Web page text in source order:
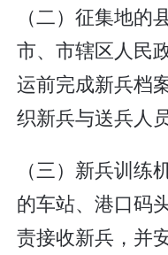
（二）征集地的
市、市辖区人民
运前完成新兵档
织新兵与送兵人
（三）新兵训
的车站、港口码
责接收新兵，并